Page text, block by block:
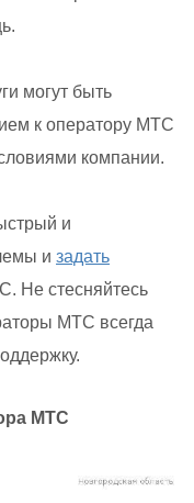
могут быть
к оператору МТС
компании.
и
и задать
Не стесняйтесь
МТС всегда
МТС